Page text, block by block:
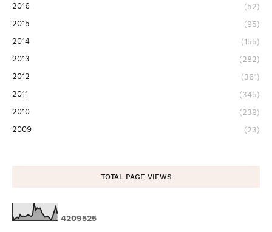
2016
(52)
2015
(95)
2014
(155)
2013
(282)
2012
(361)
2011
(345)
2010
(239)
2009
(23)
TOTAL PAGE VIEWS
4209525